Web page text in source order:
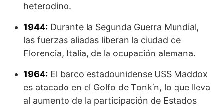
heterodino.
1944: Durante la Segunda Guerra Mundial,
las fuerzas aliadas liberan la ciudad de
Florencia, Italia, de la ocupación alemana.
1964: El barco estadounidense USS Maddox
es atacado en el Golfo de Tonkín, lo que lleva
al aumento de la participación de Estados